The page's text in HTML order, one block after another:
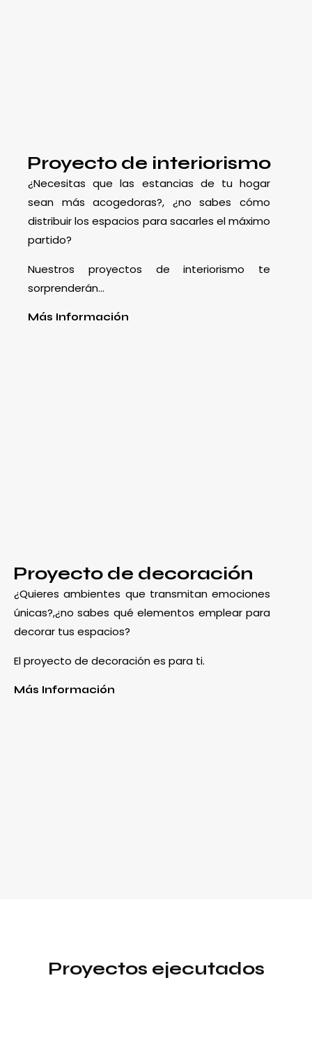
Proyecto de interiorismo
¿Necesitas que las estancias de tu hogar
sean más acogedoras?, ¿no sabes cómo
distribuir los espacios para sacarles el máximo
partido?
Nuestros proyectos de interiorismo te
sorprenderán…
Más Información
Proyecto de decoración
¿Quieres ambientes que transmitan emociones
únicas?,¿no sabes qué elementos emplear para
decorar tus espacios?
El proyecto de decoración es para ti.
Más Información
Proyectos ejecutados